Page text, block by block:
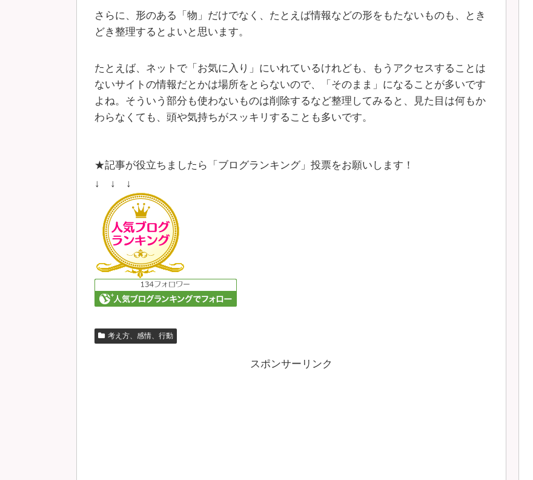
さらに、形のある「物」だけでなく、たとえば情報などの形をもたないものも、とき
どき整理するとよいと思います。
たとえば、ネットで「お気に入り」にいれているけれども、もうアクセスすることは
ないサイトの情報だとかは場所をとらないので、「そのまま」になることが多いです
よね。そういう部分も使わないものは削除するなど整理してみると、見た目は何もか
わらなくても、頭や気持ちがスッキリすることも多いです。
★記事が役立ちましたら「ブログランキング」投票をお願いします！
↓ ↓ ↓
考え方、感情、行動
スポンサーリンク